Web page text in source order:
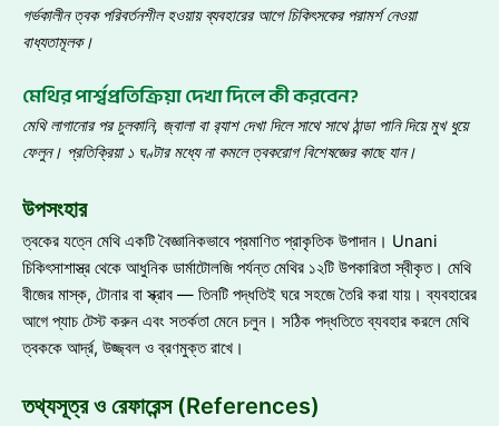
গর্ভকালীন ত্বক পরিবর্তনশীল হওয়ায় ব্যবহারের আগে চিকিৎসকের পরামর্শ নেওয়া
বাধ্যতামূলক।
মেথির পার্শ্বপ্রতিক্রিয়া দেখা দিলে কী করবেন?
মেথি লাগানোর পর চুলকানি, জ্বালা বা র‍্যাশ দেখা দিলে সাথে সাথে ঠান্ডা পানি দিয়ে মুখ ধুয়ে
ফেলুন। প্রতিক্রিয়া ১ ঘণ্টার মধ্যে না কমলে ত্বকরোগ বিশেষজ্ঞের কাছে যান।
উপসংহার
ত্বকের যত্নে মেথি একটি বৈজ্ঞানিকভাবে প্রমাণিত প্রাকৃতিক উপাদান। Unani
চিকিৎসাশাস্ত্র থেকে আধুনিক ডার্মাটোলজি পর্যন্ত মেথির ১২টি উপকারিতা স্বীকৃত। মেথি
বীজের মাস্ক, টোনার বা স্ক্রাব — তিনটি পদ্ধতিই ঘরে সহজে তৈরি করা যায়। ব্যবহারের
আগে প্যাচ টেস্ট করুন এবং সতর্কতা মেনে চলুন। সঠিক পদ্ধতিতে ব্যবহার করলে মেথি
ত্বককে আর্দ্র, উজ্জ্বল ও ব্রণমুক্ত রাখে।
তথ্যসূত্র ও রেফারেন্স (References)